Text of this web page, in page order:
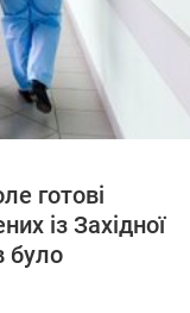
готові
із Західної
було